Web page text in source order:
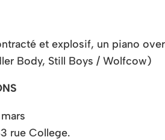
et explosif, un piano
Body, Still Boys / Wolfcow)
rue College.